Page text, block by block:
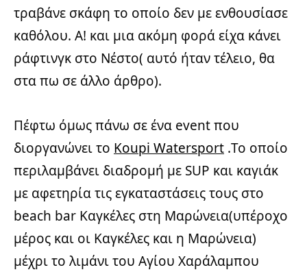
τραβάνε σκάφη το οποίο δεν με ενθουσίασε
καθόλου. Α! και μια ακόμη φορά είχα κάνει
ράφτινγκ στο Νέστο( αυτό ήταν τέλειο, θα
στα πω σε άλλο άρθρο).
Πέφτω όμως πάνω σε ένα event που
διοργανώνει το Koupi Watersport .Το οποίο
περιλαμβάνει διαδρομή με SUP και καγιάκ
με αφετηρία τις εγκαταστάσεις τους στο
beach bar Καγκέλες στη Μαρώνεια(υπέροχο
μέρος και οι Καγκέλες και η Μαρώνεια)
μέχρι το λιμάνι του Αγίου Χαράλαμπου